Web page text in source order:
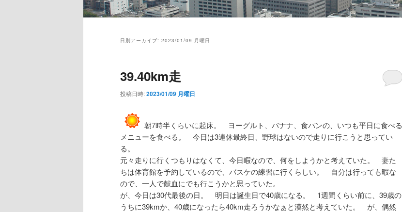
日別アーカイブ: 2023/01/09 月曜日
39.40km走
投稿日時:2023/01/09 月曜日
朝7時半くらいに起床。 ヨーグルト、バナナ、食パンの、いつも平日に食べる
メニューを食べる。 今日は3連休最終日、野球はないので走りに行こうと思ってい
る。
元々走りに行くつもりはなくて、今日暇なので、何をしようかと考えていた。 妻た
ちは体育館を予約しているので、バスケの練習に行くらしい。 自分は行っても暇な
ので、一人で献血にでも行こうかと思っていた。
が、今日は30代最後の日。 明日は誕生日で40歳になる。 1週間くらい前に、39歳の
うちに39kmか、40歳になったら40km走ろうかなぁと漠然と考えていた。 が、偶然